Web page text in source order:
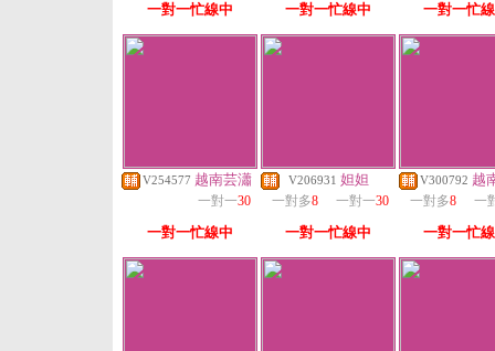
一對一忙線中 一對一忙線中 一對一忙
V254577 越南芸瀟
一對一30
一對一忙線中
V206931 妲妲
一對多8 一對一30
一對一忙線中
V300792 越
一對多8 一
一對一忙